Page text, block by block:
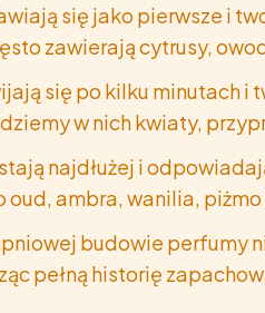
się jako pierwsze i
zawierają cytrusy,
się po kilku minutach i
w nich kwiaty,
najdłużej i
oud, ambra, wanilia,
budowie perfumy
pełną historię